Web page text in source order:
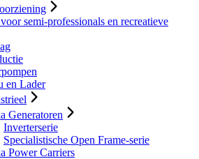
semi-professionals en recreatieve
en Lader
Generatoren
Inverterserie
Specialistische Open Frame-serie
Power Carriers